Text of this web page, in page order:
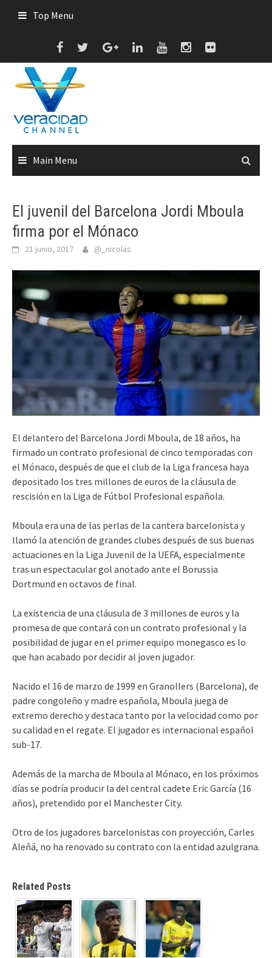
Top Menu
Main Menu
El juvenil del Barcelona Jordi Mboula
firma por el Mónaco
21 junio, 2017 @_nicolas
El delantero del Barcelona Jordi Mboula, de 18 años, ha
firmado un contrato profesional de cinco temporadas con
el Mónaco, después de que el club de la Liga francesa haya
depositado los tres millones de euros de la cláusula de
rescisión en la Liga de Fútbol Profesional española.
Mboula era una de las perlas de la cantera barcelonista y
llamó la atención de grandes clubes después de sus buenas
actuaciones en la Liga Juvenil de la UEFA, especialmente
tras un espectacular gol anotado ante el Borussia
Dortmund en octavos de final.
La existencia de una cláusula de 3 millones de euros y la
promesa de que contará con un contrato profesional y la
posibilidad de jugar en el primer equipo monegasco es lo
que han acabado por decidir al joven jugador.
Nacido el 16 de marzo de 1999 en Granollers (Barcelona), de
padre congoleño y madre española, Mboula juega de
extremo derecho y destaca tanto por la velocidad como por
su calidad en el regate. El jugador es internacional español
sub-17.
Además de la marcha de Mboula al Mónaco, en los próximos
días se podría producir la del central cadete Eric García (16
años), pretendido por el Manchester City.
Otro de los jugadores barcelonistas con proyección, Carles
Aleñá, no ha renovado su contrato con la entidad azulgrana.
Related Posts